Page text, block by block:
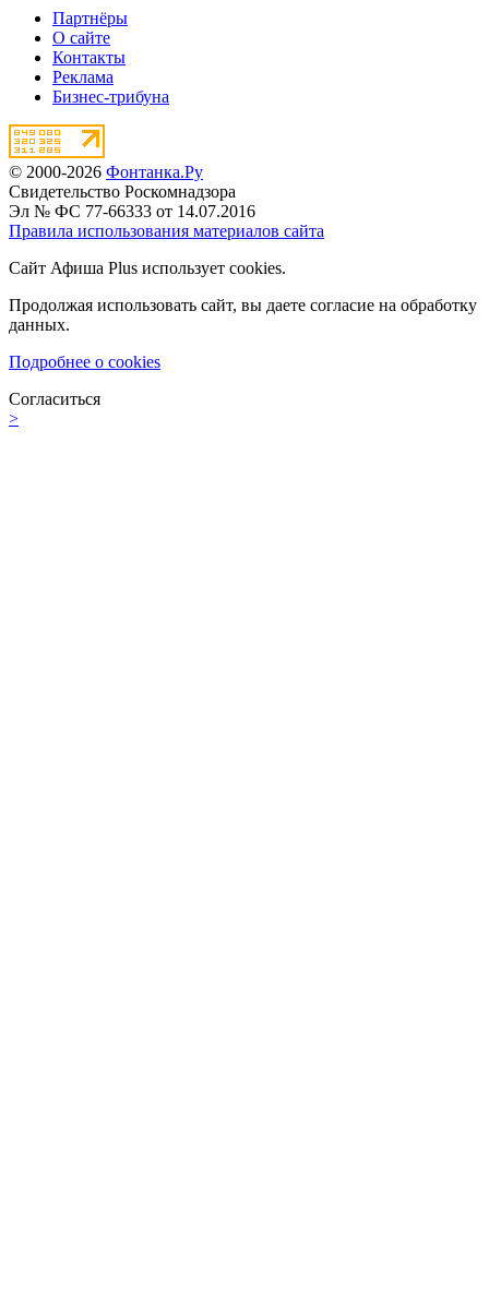
Партнёры
О сайте
Контакты
Реклама
Бизнес-трибуна
© 2000-2026 Фонтанка.Ру
Свидетельство Роскомнадзора
Эл № ФС 77-66333 от 14.07.2016
Правила использования материалов сайта
Сайт Афиша Plus использует cookies.
Продолжая использовать сайт, вы даете согласие на обработку
данных.
Подробнее о cookies
Согласиться
>